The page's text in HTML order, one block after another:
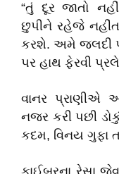
“તું દૂર જાતો
છુપીને રહેજે
કરશે. અમે જલદી
પર હાથ ફેરવી
વાનર પ્રાણીએ
નજર કરી પછી
કદમ, વિનય ગુફા
ફાઈબરના રેસા